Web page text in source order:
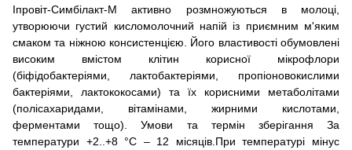
Іпровіт-Симбілакт-М активно розмножуються в молоці,
утворюючи густий кисломолочний напій із приємним м'яким
смаком та ніжною консистенцією. Його властивості обумовлені
високим вмістом клітин корисної мікрофлори
(біфідобактеріями, лактобактеріями, пропіоновокислими
бактеріями, лактококосами) та їх корисними метаболітами
(полісахаридами, вітамінами, жирними кислотами,
ферментами тощо). Умови та термін зберігання За
температури +2..+8 °С – 12 місяців.При температурі мінус